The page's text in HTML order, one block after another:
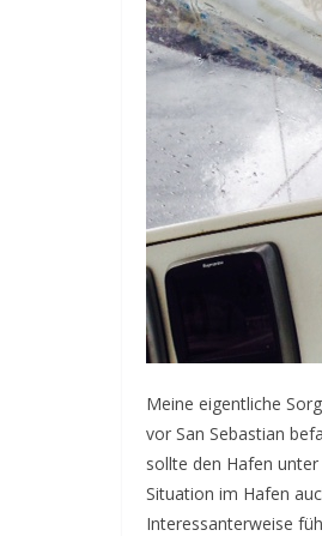
Meine eigentliche
vor San Sebastian
sollte den Hafen
Situation im Hafen
Interessanterweise